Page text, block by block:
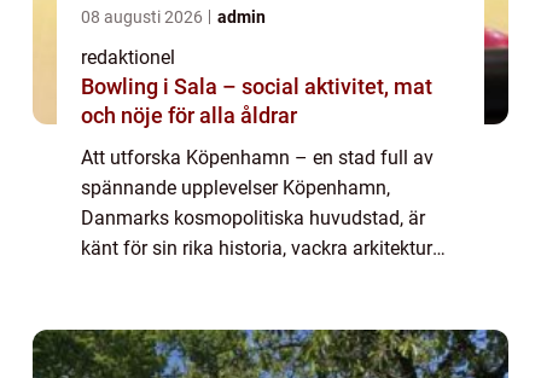
08 augusti 2026 admin
redaktionel
Bowling i Sala – social aktivitet, mat
och nöje för alla åldrar
Att utforska Köpenhamn – en stad full av
spännande upplevelser Köpenhamn,
Danmarks kosmopolitiska huvudstad, är
känt för sin rika historia, vackra arkitektur